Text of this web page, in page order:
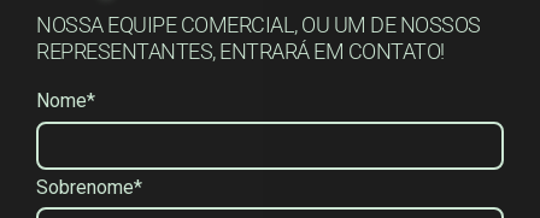
NOSSA EQUIPE COMERCIAL, OU UM DE NOSSOS
REPRESENTANTES, ENTRARÁ EM CONTATO!
Nome*
Sobrenome*